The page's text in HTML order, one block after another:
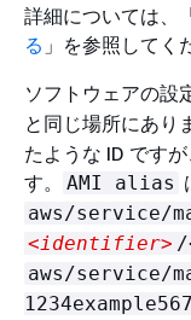
詳細については、
る 」を参照してく
ソフトウェアの設
と同じ場所にあり
たような ID です
す。
AMI alias
aws/service/
<identifier> /
aws/service/